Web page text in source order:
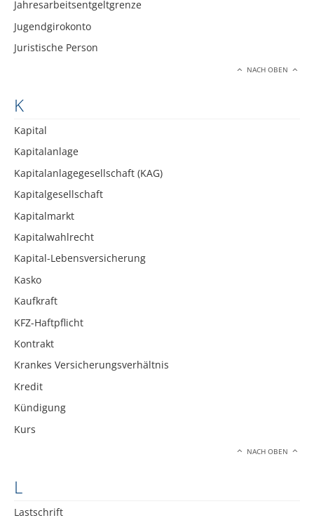
Jahresarbeitsentgeltgrenze
Jugendgirokonto
Juristische Person
NACH OBEN
K
Kapital
Kapitalanlage
Kapitalanlagegesellschaft (KAG)
Kapitalgesellschaft
Kapitalmarkt
Kapitalwahlrecht
Kapital-Lebensversicherung
Kasko
Kaufkraft
KFZ-Haftpflicht
Kontrakt
Krankes Versicherungsverhältnis
Kredit
Kündigung
Kurs
NACH OBEN
L
Lastschrift